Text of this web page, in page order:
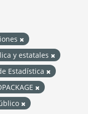
y estatales
Estadística